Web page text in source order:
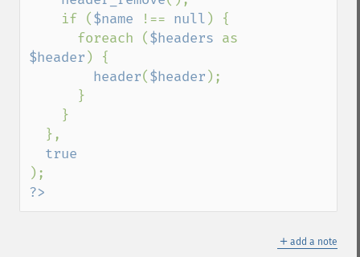
    if (
$name !== null ) {
      foreach (
$headers
$header ) {
header($header );
?>
＋ add a note